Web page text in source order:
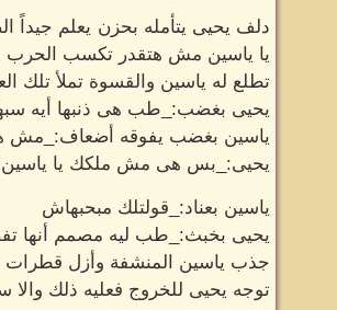
دلف يحيى يتأمله بحزن يعلم جيداً
يا ياسين مش هتقدر تكسب الحرب
تطلع له ياسين والقسوة تملأ تلك
يحيى بغضب:_طب هى ذنبها أيه
ياسين بغضب يفوقه أضعاف:_مش
يحيى:_بس هى مش ملكك يا ياسين
ياسين بعناد:_قولتلك مبحبهاش
يحيى بخبث:_طب ليه مصمم أنها
جذب ياسين المنشفة وأزل قطرات
توجه يحيى للخروج فعليه ذلك